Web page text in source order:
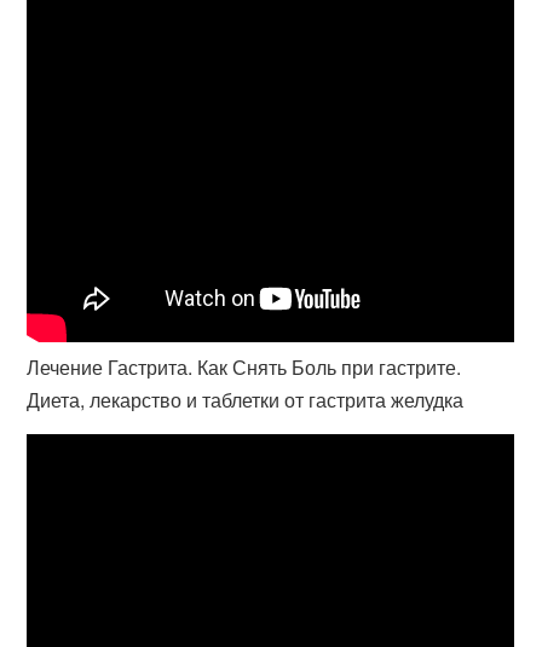
Лечение Гастрита. Как Снять Боль при гастрите.
Диета, лекарство и таблетки от гастрита желудка